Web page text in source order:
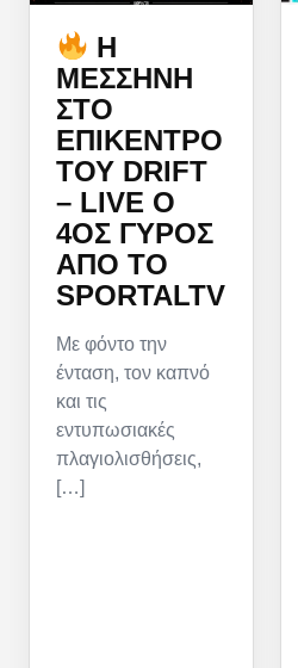
Η
ΜΕΣΣΉΝΗ
ΣΤΟ
ΕΠΊΚΕΝΤΡΟ
ΤΟΥ DRIFT
– LIVE Ο
4ΟΣ ΓΎΡΟΣ
ΑΠΌ ΤΟ
SPORTALTV
Με φόντο την
ένταση, τον καπνό
και τις
εντυπωσιακές
πλαγιολισθήσεις,
[…]